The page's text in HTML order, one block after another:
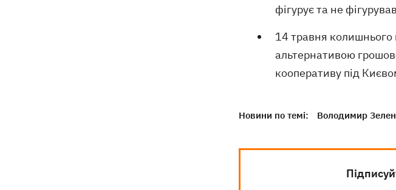
фігурує та не
14 травня колишнього
альтернативою
кооперативу під
Новини по темі: Володимир